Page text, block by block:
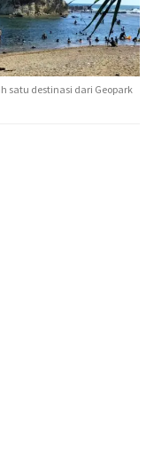
satu destinasi dari Geopark